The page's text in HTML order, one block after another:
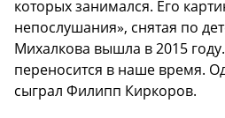
которых занимался. Его
непослушания», снятая по
Михалкова вышла в 2015
переносится в наше время.
сыграл Филипп Киркоров.